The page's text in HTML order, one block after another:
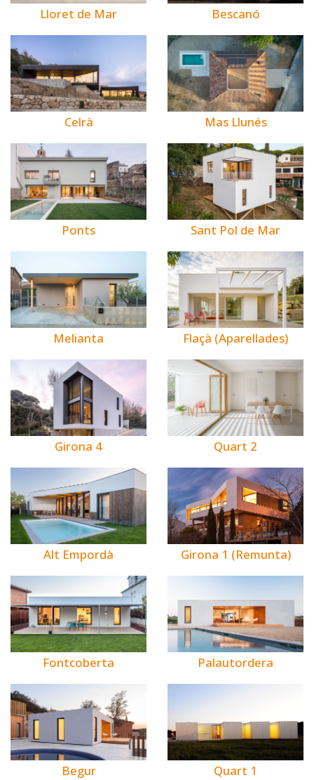
Lloret de Mar Bescanó
Celrà Mas Llunés
Ponts Sant Pol de Mar
Melianta Flaçà (Aparellades)
Girona 4 Quart 2
Alt Empordà Girona 1 (Remunta)
Fontcoberta Palautordera
Begur Quart 1